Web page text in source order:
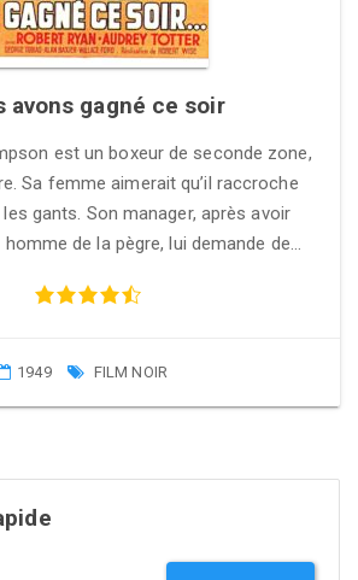
avons gagné ce soir
est un boxeur de seconde zone,
Sa femme aimerait qu’il raccroche
gants. Son manager, après avoir
de la pègre, lui demande de…
1949 FILM NOIR